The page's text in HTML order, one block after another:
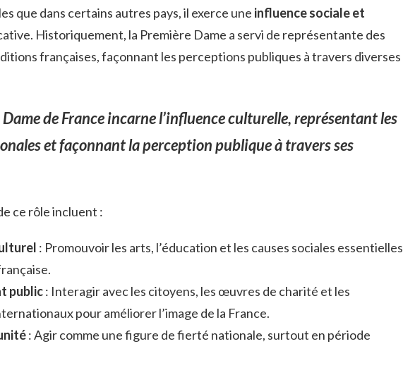
que dans certains autres pays, il exerce une influence sociale et
Historiquement, la Première Dame a servi de représentante des
françaises, façonnant les perceptions publiques à travers diverses
Dame de France incarne l’influence culturelle, représentant les
et façonnant la perception publique à travers ses
ce rôle incluent :
: Promouvoir les arts, l’éducation et les causes sociales essentielles
public: Interagir avec les citoyens, les œuvres de charité et les
pour améliorer l’image de la France.
: Agir comme une figure de fierté nationale, surtout en période